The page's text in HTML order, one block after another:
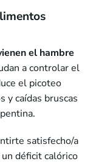
el hambre
a controlar el
el picoteo
y caídas bruscas
satisfecho/a
déficit calórico